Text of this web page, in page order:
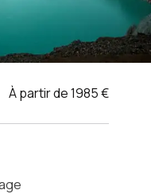
À partir de 1985 €